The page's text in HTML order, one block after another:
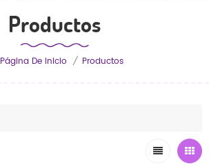
Productos
Página De Inicio / Productos